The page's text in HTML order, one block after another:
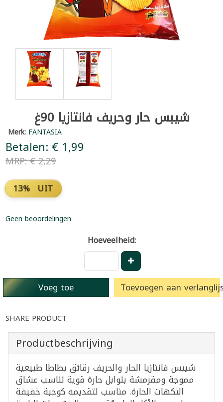
شيبس حار وحريف فانتازيا 90غ
Merk: FANTASIA
Betalen: € 1,99
MRP: € 2,29
13% UIT
Geen beoordelingen
Hoeveelheid:
Voeg toe Toevoegen aan
SHARE PRODUCT
Productbeschrijving
شيبس فانتازيا الحار والحريف رقائق بطاطا طبيعية
مموجة ومقرمشة بتوابل حارة قوية تناسب عشاق
النكهات الحارة. مناسب لتقديمه كوجبة خفيفة